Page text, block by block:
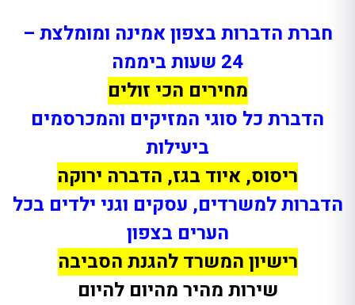
חברת הדברות בצפון אמינה ומומלצת –
24 שעות ביממה
מחירים הכי זולים
הדברת כל סוגי המזיקים והמכרסמים
ביעילות
ריסוס, איוד בגז, הדברה ירוקה
הדברות למשרדים, עסקים וגני ילדים בכל
הערים בצפון
רישיון המשרד להגנת הסביבה
שירות מהיר מהיום להיום